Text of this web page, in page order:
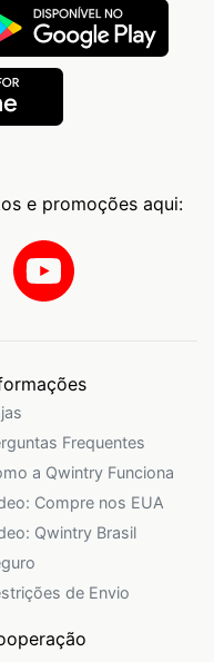
e promoções aqui:
Frequentes
a Qwintry Funciona
Compre nos EUA
Qwintry Brasil
de Envio